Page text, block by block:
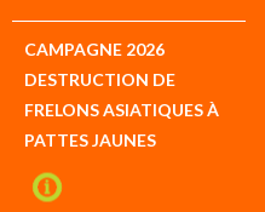
CAMPAGNE 2026
DESTRUCTION DE
FRELONS ASIATIQUES À
PATTES JAUNES